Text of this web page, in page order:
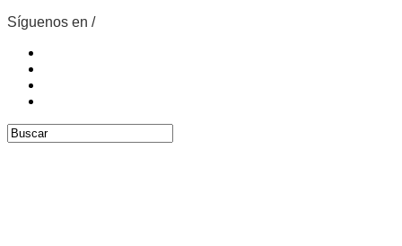
Síguenos en /